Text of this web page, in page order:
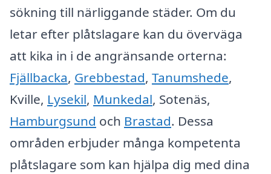
sökning till närliggande städer. Om du
letar efter plåtslagare kan du överväga
att kika in i de angränsande orterna:
Fjällbacka, Grebbestad, Tanumshede,
Kville, Lysekil, Munkedal, Sotenäs,
Hamburgsund och Brastad. Dessa
områden erbjuder många kompetenta
plåtslagare som kan hjälpa dig med dina